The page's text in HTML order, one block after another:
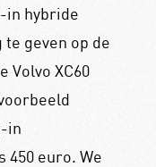
in hybride
geven op de
Volvo XC60
in
450 euro. We